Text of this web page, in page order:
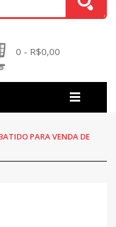
0 - R$0,00
PARA VENDA DE